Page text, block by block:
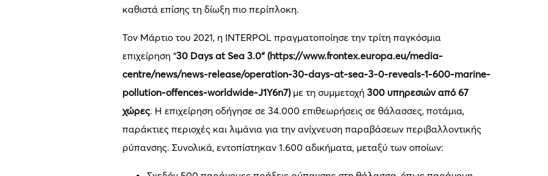
καθιστά επίσης τη δίωξη πιο περίπλοκη.
Τον Μάρτιο του 2021, η INTERPOL πραγματοποίησε την τρίτη παγκόσμια
επιχείρηση “30 Days at Sea 3.0″ (https://www.frontex.europa.eu/media-
centre/news/news-release/operation-30-days-at-sea-3-0-reveals-1-600-marine-
pollution-offences-worldwide-J1Y6n7)με τη συμμετοχή 300 υπηρεσιών από 67
χώρες. Η επιχείρηση οδήγησε σε 34.000 επιθεωρήσεις σε θάλασσες, ποτάμια,
παράκτιες περιοχές και λιμάνια για την ανίχνευση παραβάσεων περιβαλλοντικής
ρύπανσης. Συνολικά, εντοπίστηκαν 1.600 αδικήματα, μεταξύ των οποίων: